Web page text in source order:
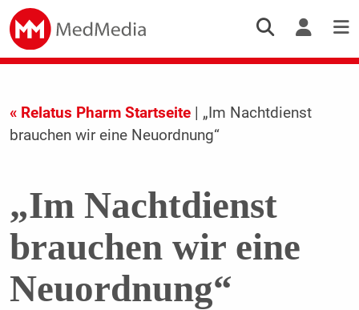
« Relatus Pharm Startseite| „Im Nachtdienst
brauchen wir eine Neuordnung“
„Im Nachtdienst
brauchen wir eine
Neuordnung“